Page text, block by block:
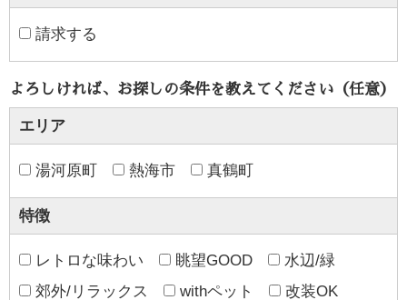
請求する
よろしければ、お探しの条件を教えてください（任意）
エリア
湯河原町 熱海市 真鶴町
特徴
レトロな味わい 眺望GOOD
水辺/緑
郊外/リラックス
withペット 改装OK